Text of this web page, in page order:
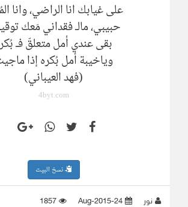
على غيابك انا الراضي، وانا
حبيبي، مالـ فقداني مَعك
بقى عندي أمل متعلقّ فـ
وياخيبة أمل بُكره إذا
(فهد العيباني)
4byt.com
نسخ البيت
نور